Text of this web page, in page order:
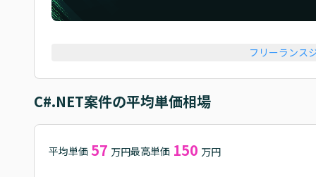
フリーランス
C#.NET案件の平均単価相場
平均単価 57 万円最高単価 150 万円